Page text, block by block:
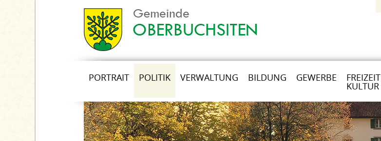
PORTRAIT POLITIK VERWALTUNG BILDUNG GEWERBE
FREIZEIT
KULTUR